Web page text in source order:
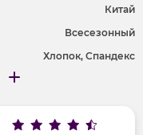
Китай
Всесезонный
Хлопок, Спандекс
трикотажный